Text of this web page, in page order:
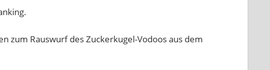
zum Rauswurf des Zuckerkugel-Vodoos aus dem